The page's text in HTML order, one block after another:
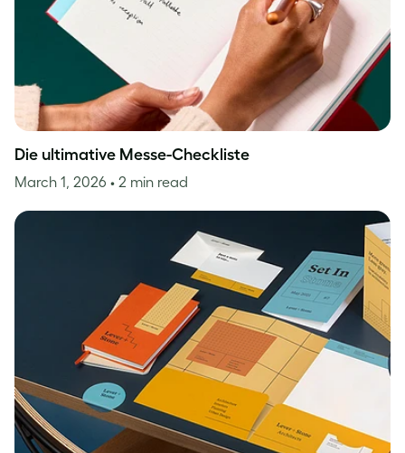
Die ultimative Messe-Checkliste
March 1, 2026 • 2 min read